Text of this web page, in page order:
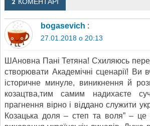
2 КОМЕНТАРІ
bogasevich :
27.01.2018 о 20:13
ШАновна Пані Тетяна! Схиляюсь
створювати Академічні сценарії! Ви
історичне минуле, виникнення й
козацтва,тим самим надихаєте
прагнення вірно і віддано служити
Козацька доля – степ та воля” –